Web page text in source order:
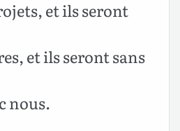
et ils seront
et ils seront sans
nous.